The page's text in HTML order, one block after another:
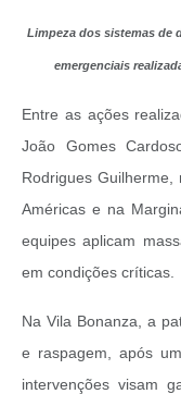
Limpeza dos sistemas de
emergenciais
Entre as ações
João Gomes
Rodrigues
Américas e na
equipes aplicam
em condições críticas.
Na Vila Bonanza, a
e raspagem, após
intervenções visam